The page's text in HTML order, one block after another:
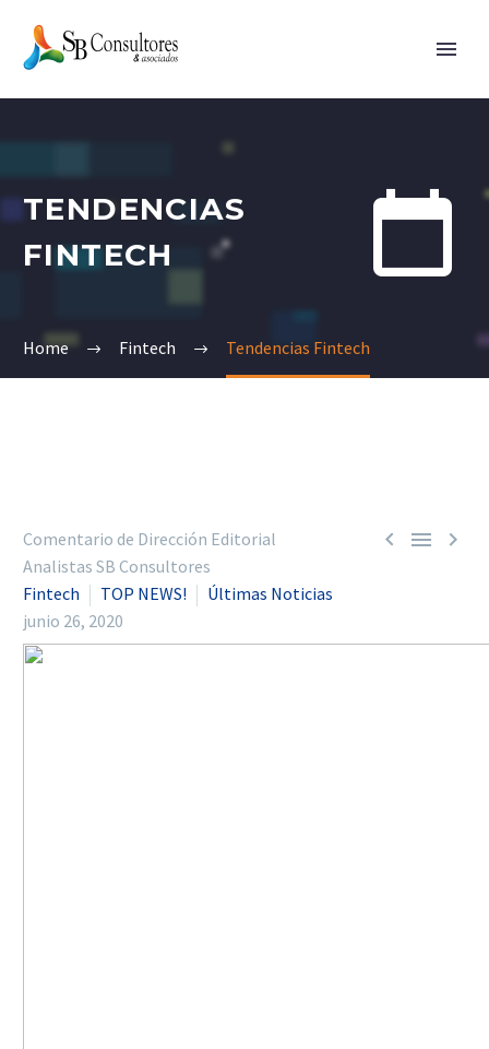


TENDENCIAS
FINTECH
Home Fintech Tendencias Fintech
  
Comentario de Dirección Editorial
Analistas SB Consultores
Fintech
TOP NEWS!
Últimas Noticias
junio 26, 2020